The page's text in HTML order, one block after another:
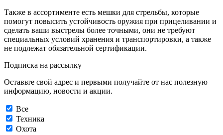
Также в ассортименте есть мешки для стрельбы, которые
помогут повысить устойчивость оружия при прицеливании и
сделать ваши выстрелы более точными, они не требуют
специальных условий хранения и транспортировки, а также
не подлежат обязательной сертификации.
Подписка на рассылку
Оставьте свой адрес и первыми получайте от нас полезную
информацию, новости и акции.
Все
Техника
Охота